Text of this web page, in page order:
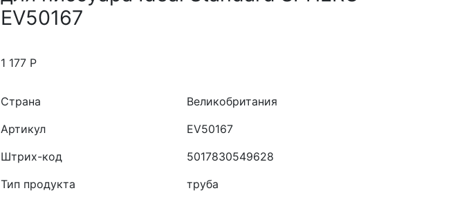
EV50167
1 177 Р
Страна
Великобритания
Артикул
EV50167
Штрих-код
5017830549628
Тип продукта
труба